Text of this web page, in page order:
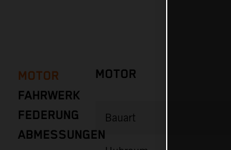
MOTOR
FAHRWERK
FEDERUNG
ABMESSUNGEN
MOTOR
Bauart